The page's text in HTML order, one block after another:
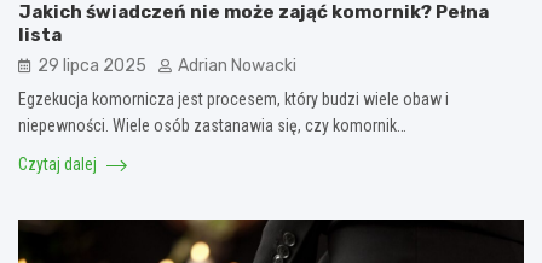
Jakich świadczeń nie może zająć komornik? Pełna
lista
29 lipca 2025 Adrian Nowacki
Egzekucja komornicza jest procesem, który budzi wiele obaw i
niepewności. Wiele osób zastanawia się, czy komornik…
Czytaj dalej